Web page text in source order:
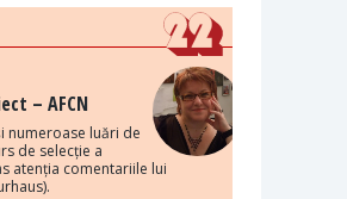
– AFCN
numeroase luări de
de selecție a
atenția comentariile lui